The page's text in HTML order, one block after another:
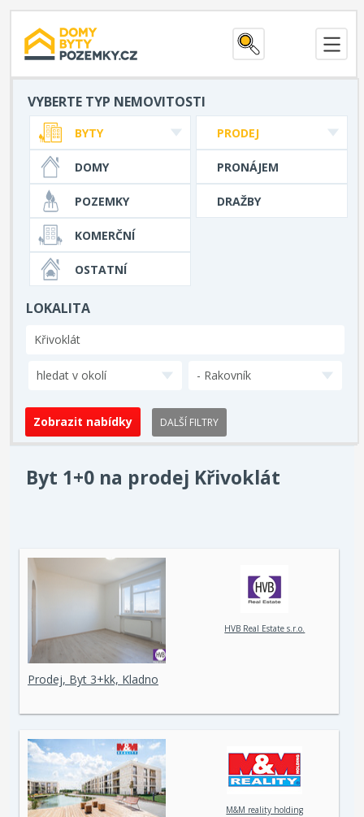
VYBERTE TYP NEMOVITOSTI
PRODEJ
PRONÁJEM
DRAŽBY
BYTY
DOMY
POZEMKY
KOMERČNÍ
OSTATNÍ
LOKALITA
hledat v okolí - Rakovník
DALŠÍ FILTRY
Byt 1+0 na prodej Křivoklát
HVB Real Estate s.r.o.
Prodej, Byt 3+kk, Kladno
M&M reality holding